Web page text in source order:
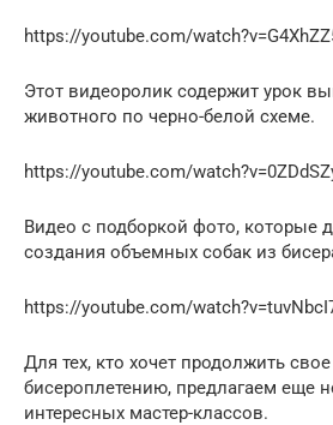
https://youtube.com/
Этот видеоролик содержит урок
животного по черно-белой схеме.
https://youtube.com/
Видео с подборкой фото, которые
создания объемных собак из
https://youtube.com/
Для тех, кто хочет продолжить
бисероплетению, предлагаем еще
интересных мастер-классов.